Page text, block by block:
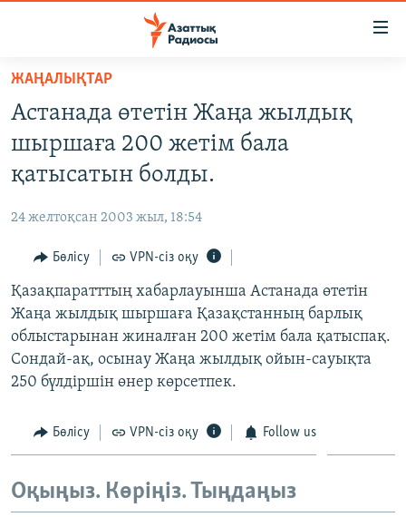
Skip
main
content
to
main
Search
AZATTYQTV
АДАМ ҚҰҚЫҚТАРЫ
ӘЛЕУМЕТ
ӘЛЕМ
АРНАЙЫ ЖОБАЛАР
Русский
Басқа тілдерде
ЖАҢАЛЫҚТАР
Астанада өтетін Жаңа жылдық
шыршаға 200 жетім бала
қатысатын болды.
24 желтоқсан 2003 жыл, 18:54
Бөлісу VPN-сіз оқу
Қазақпаратттың хабарлауынша Астанада өтетін
Жаңа жылдық шыршаға Қазақстанның барлық
облыстарынан жиналған 200 жетім бала қатыспақ.
Сондай-ақ, осынау Жаңа жылдық ойын-сауықта
250 бүлдіршін өнер көрсетпек.
Бөлісу VPN-сіз оқу Follow us
Оқыңыз. Көріңіз. Тыңдаңыз